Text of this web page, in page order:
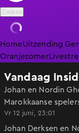
Zoeken
HomeUitzending
Oranjezomer
Vandaag
Johan en Nordin
Marokkaanse
Vr 12 juni, 23:01
Johan Derksen en